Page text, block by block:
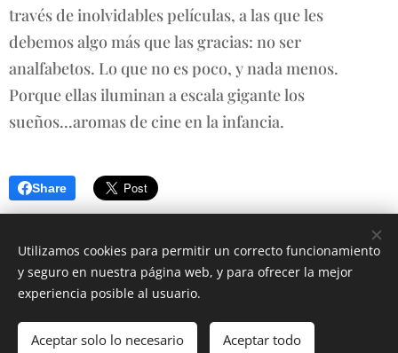
través de inolvidables películas, a las que les
debemos algo más que las gracias: no ser
analfabetos. Lo que no es poco, y nada menos.
Porque ellas iluminan a escala gigante los
sueños...aromas de cine en la infancia.
Share
Creado conWebnode Cookies
Utilizamos cookies para permitir un correcto funcionamiento
y seguro en nuestra página web, y para ofrecer la mejor
experiencia posible al usuario.
Aceptar solo lo necesario Aceptar todo